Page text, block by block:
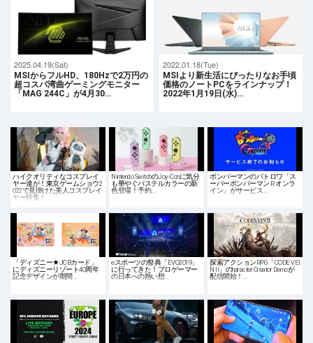
2025.04.19(Sat)
MSIからフルHD、180Hzで2万円の
超コスパ湾曲ゲーミングモニター
「MAG 244C」が4月30…
2022.01.18(Tue)
MSIより新生活にぴったりなお手頃
価格のノートPCをラインナップ！
2022年1月19日(水)…
ハイクオリティなコスプレイ
ヤー達が！東京ゲームショウ2
022で見掛けた美人コスプレイ
ヤー特集！
Nintendo SwitchのJoy-Conに気分
も華やぐパステルカラーの新
色登場！予約…
ボンバーマンのバトロワ「ス
ーパーボンバーマン R オンラ
イン」がサービス…
「ディズニー★JCBカード」
にディズニーリゾート40周年
記念デザインが期間…
eスポーツの祭典「EVO2019」
に行ってきた！プロゲーマー
の日本への熱い想…
探索アクションRPG「CODE VEI
N II」のharacter Creator Demoが
配信開始！…